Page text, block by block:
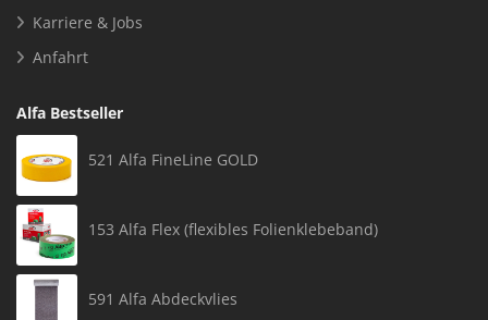
Karriere & Jobs
Anfahrt
Alfa Bestseller
521 Alfa FineLine GOLD
153 Alfa Flex (flexibles Folienklebeband)
591 Alfa Abdeckvlies